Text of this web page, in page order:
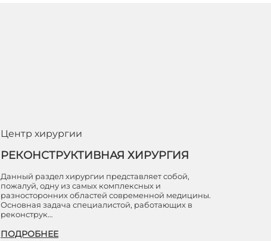
Центр хирургии
РЕКОНСТРУКТИВНАЯ ХИРУРГИЯ
Данный раздел хирургии представляет собой,
пожалуй, одну из самых комплексных и
разносторонних областей современной медицины.
Основная задача специалистой, работающих в
реконструк…
ПОДРОБНЕЕ